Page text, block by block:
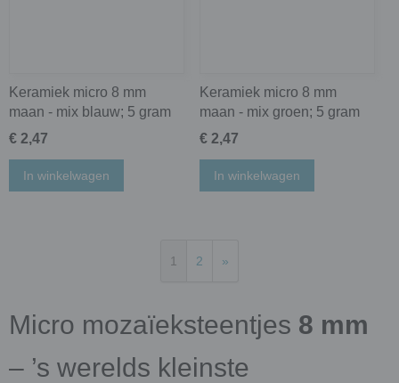
Keramiek micro 8 mm
maan - mix blauw; 5 gram
€ 2,47
In winkelwagen
Keramiek micro 8 mm
maan - mix groen; 5 gram
€ 2,47
In winkelwagen
1 2 »
Micro mozaïeksteentjes 8 mm
– ’s werelds kleinste